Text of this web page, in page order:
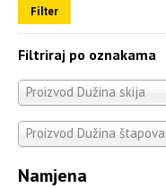
Filter
Filtriraj po oznakama
Proizvod Dužina skija
Proizvod Dužina štapova
Namjena